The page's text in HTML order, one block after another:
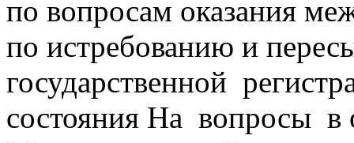
по вопросам оказания
по истребованию и
государственной
состояния На вопросы